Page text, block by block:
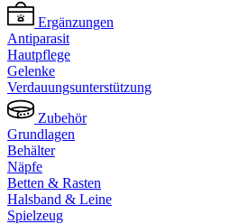
Ergänzungen
Antiparasit
Hautpflege
Gelenke
Verdauungsunterstützung
Zubehör
Grundlagen
Behälter
Näpfe
Betten & Rasten
Halsband & Leine
Spielzeug